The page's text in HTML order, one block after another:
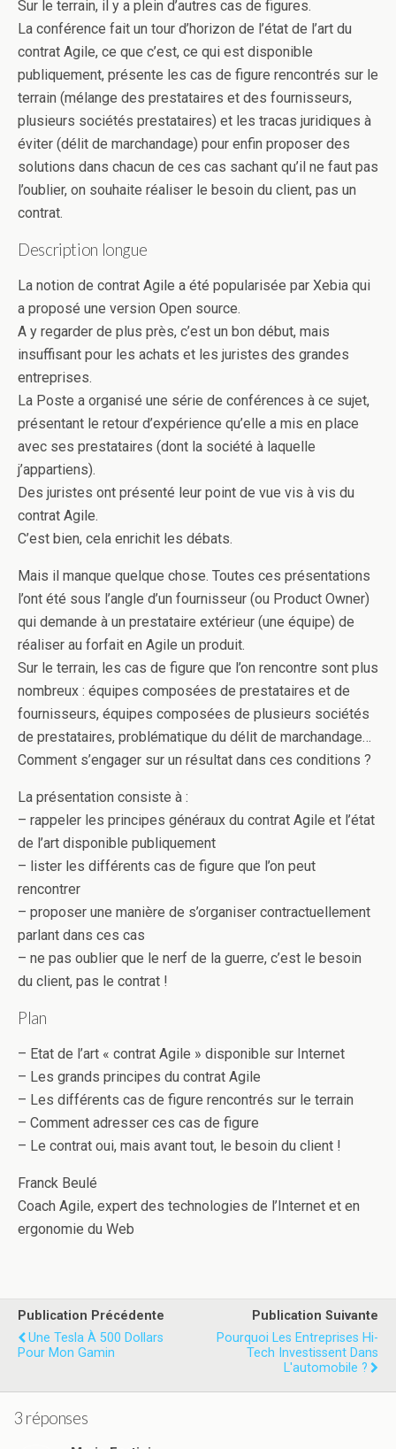
Sur le terrain, il y a plein d’autres cas de figures.
La conférence fait un tour d’horizon de l’état de l’art du
contrat Agile, ce que c’est, ce qui est disponible
publiquement, présente les cas de figure rencontrés sur le
terrain (mélange des prestataires et des fournisseurs,
plusieurs sociétés prestataires) et les tracas juridiques à
éviter (délit de marchandage) pour enfin proposer des
solutions dans chacun de ces cas sachant qu’il ne faut pas
l’oublier, on souhaite réaliser le besoin du client, pas un
contrat.
Description longue
La notion de contrat Agile a été popularisée par Xebia qui
a proposé une version Open source.
A y regarder de plus près, c’est un bon début, mais
insuffisant pour les achats et les juristes des grandes
entreprises.
La Poste a organisé une série de conférences à ce sujet,
présentant le retour d’expérience qu’elle a mis en place
avec ses prestataires (dont la société à laquelle
j’appartiens).
Des juristes ont présenté leur point de vue vis à vis du
contrat Agile.
C’est bien, cela enrichit les débats.
Mais il manque quelque chose. Toutes ces présentations
l’ont été sous l’angle d’un fournisseur (ou Product Owner)
qui demande à un prestataire extérieur (une équipe) de
réaliser au forfait en Agile un produit.
Sur le terrain, les cas de figure que l’on rencontre sont plus
nombreux : équipes composées de prestataires et de
fournisseurs, équipes composées de plusieurs sociétés
de prestataires, problématique du délit de marchandage…
Comment s’engager sur un résultat dans ces conditions ?
La présentation consiste à :
– rappeler les principes généraux du contrat Agile et l’état
de l’art disponible publiquement
– lister les différents cas de figure que l’on peut
rencontrer
– proposer une manière de s’organiser contractuellement
parlant dans ces cas
– ne pas oublier que le nerf de la guerre, c’est le besoin
du client, pas le contrat !
Plan
– Etat de l’art « contrat Agile » disponible sur Internet
– Les grands principes du contrat Agile
– Les différents cas de figure rencontrés sur le terrain
– Comment adresser ces cas de figure
– Le contrat oui, mais avant tout, le besoin du client !
Franck Beulé
Coach Agile, expert des technologies de l’Internet et en
ergonomie du Web
Publication Précédente
Une Tesla À 500 Dollars
Pour Mon Gamin
Publication Suivante
Pourquoi Les Entreprises Hi-
Tech Investissent Dans
L'automobile ?
3 réponses